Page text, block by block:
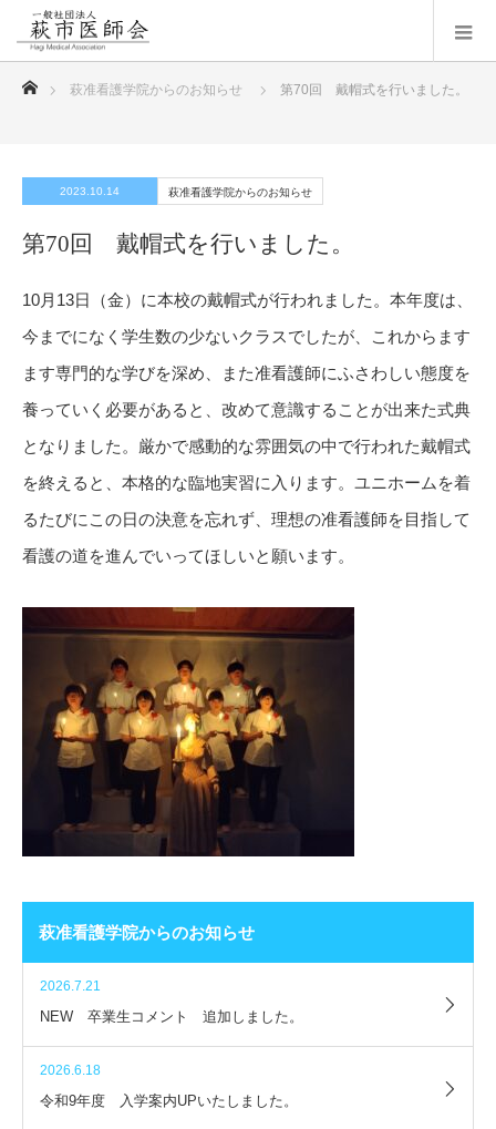
ホーム
萩准看護学院からのお知らせ 第70回 戴帽式を行いました。
2023.10.14 萩准看護学院からのお知らせ
第70回 戴帽式を行いました。
10月13日（金）に本校の戴帽式が行われました。本年度は、
今までになく学生数の少ないクラスでしたが、これからます
ます専門的な学びを深め、また准看護師にふさわしい態度を
養っていく必要があると、改めて意識することが出来た式典
となりました。厳かで感動的な雰囲気の中で行われた戴帽式
を終えると、本格的な臨地実習に入ります。ユニホームを着
るたびにこの日の決意を忘れず、理想の准看護師を目指して
看護の道を進んでいってほしいと願います。
萩准看護学院からのお知らせ
2026.7.21
NEW 卒業生コメント 追加しました。
2026.6.18
令和9年度 入学案内UPいたしました。